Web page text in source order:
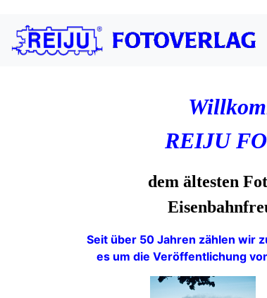
REIJU
dem ältesten
Seit über 50 Jahren zählen wir
es um die Veröffentlichung